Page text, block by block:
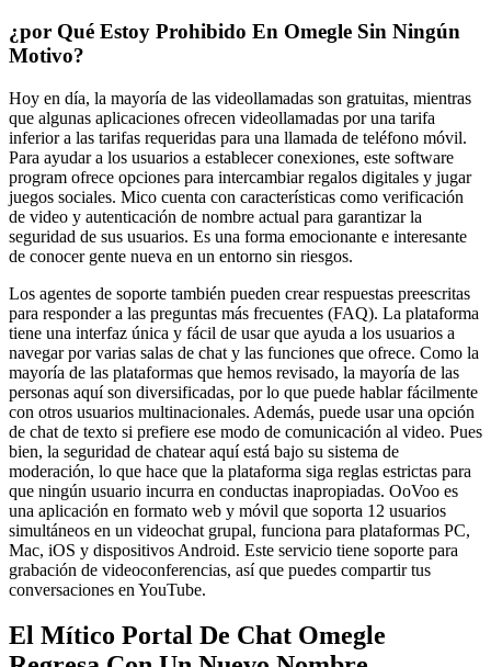
¿por Qué Estoy Prohibido En Omegle Sin Ningún
Motivo?
Hoy en día, la mayoría de las videollamadas son gratuitas, mientras
que algunas aplicaciones ofrecen videollamadas por una tarifa
inferior a las tarifas requeridas para una llamada de teléfono móvil.
Para ayudar a los usuarios a establecer conexiones, este software
program ofrece opciones para intercambiar regalos digitales y jugar
juegos sociales. Mico cuenta con características como verificación
de video y autenticación de nombre actual para garantizar la
seguridad de sus usuarios. Es una forma emocionante e interesante
de conocer gente nueva en un entorno sin riesgos.
Los agentes de soporte también pueden crear respuestas preescritas
para responder a las preguntas más frecuentes (FAQ). La plataforma
tiene una interfaz única y fácil de usar que ayuda a los usuarios a
navegar por varias salas de chat y las funciones que ofrece. Como la
mayoría de las plataformas que hemos revisado, la mayoría de las
personas aquí son diversificadas, por lo que puede hablar fácilmente
con otros usuarios multinacionales. Además, puede usar una opción
de chat de texto si prefiere ese modo de comunicación al video. Pues
bien, la seguridad de chatear aquí está bajo su sistema de
moderación, lo que hace que la plataforma siga reglas estrictas para
que ningún usuario incurra en conductas inapropiadas. OoVoo es
una aplicación en formato web y móvil que soporta 12 usuarios
simultáneos en un videochat grupal, funciona para plataformas PC,
Mac, iOS y dispositivos Android. Este servicio tiene soporte para
grabación de videoconferencias, así que puedes compartir tus
conversaciones en YouTube.
El Mítico Portal De Chat Omegle